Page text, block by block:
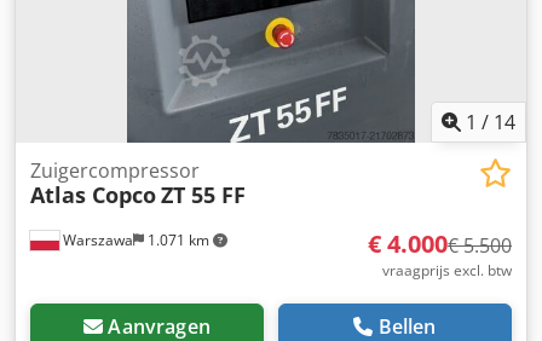
1 / 14
Warszawa 1.071 km
Zuigercompressor
Atlas CopcoZT 55 FF
€ 4.000€ 5.500
vraagprijs excl. btw
Aanvragen Bellen